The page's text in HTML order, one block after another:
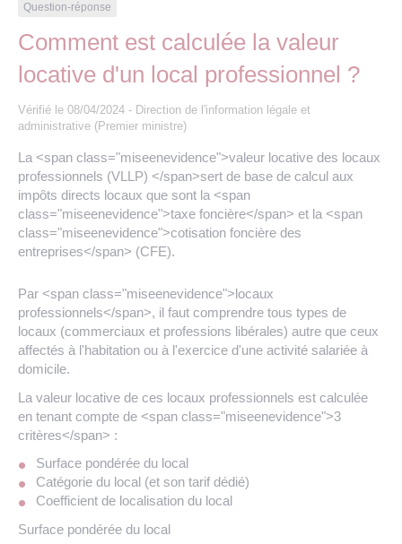
Eau et assainissement
Travaux
Numérique
Annuaire de contacts
Les offres d’emploi de la communauté de
Nos publications
Question-réponse
Comment est calculée la valeur
locative d'un local professionnel ?
Vérifié le 08/04/2024 - Direction de l'information légale et
administrative (Premier ministre)
La <span class="miseenevidence">valeur locative des locaux
professionnels (VLLP) </span>sert de base de calcul aux
impôts directs locaux que sont la <span
class="miseenevidence">taxe foncière</span> et la <span
class="miseenevidence">cotisation foncière des
entreprises</span> (CFE).
Par <span class="miseenevidence">locaux
professionnels</span>, il faut comprendre tous types de
locaux (commerciaux et professions libérales) autre que ceux
affectés à l'habitation ou à l'exercice d'une activité salariée à
domicile.
La valeur locative de ces locaux professionnels est calculée
en tenant compte de <span class="miseenevidence">3
critères</span> :
Surface pondérée du local
Catégorie du local (et son tarif dédié)
Coefficient de localisation du local
Surface pondérée du local